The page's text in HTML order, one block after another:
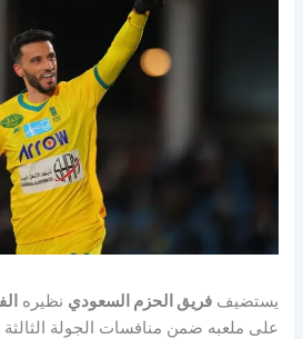
يستضيففريق الحزم السعودي نظيره
على ملعبه ضمن منافسات الجولة